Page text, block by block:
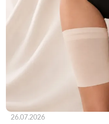
26.07.2026